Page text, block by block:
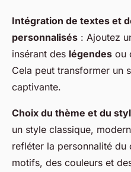
Intégration de textes et
personnalisés : Ajoutez
insérant des légendes ou
Cela peut transformer un
captivante.
Choix du thème et du
un style classique,
refléter la personnalité du
motifs, des couleurs et